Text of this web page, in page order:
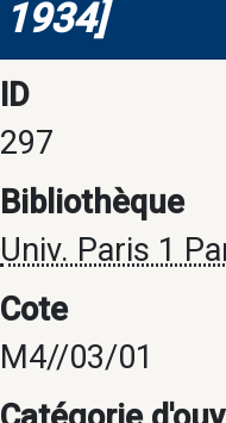
1934]
ID
297
Bibliothèque
Univ. Paris 1
Cote
M4//03/01